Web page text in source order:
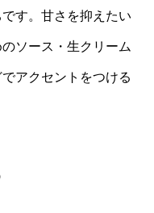
す。甘さを抑えたい
ソース・生クリーム
アクセントをつける